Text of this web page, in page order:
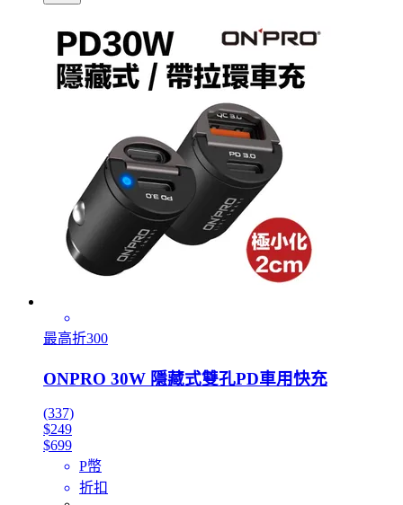
最高折300
ONPRO 30W 隱藏式雙孔PD車用快充
(337)
$249
$699
P幣
折扣